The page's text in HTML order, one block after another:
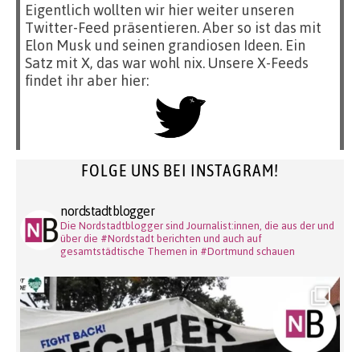
Eigentlich wollten wir hier weiter unseren
Twitter-Feed präsentieren. Aber so ist das mit
Elon Musk und seinen grandiosen Ideen. Ein
Satz mit X, das war wohl nix. Unsere X-Feeds
findet ihr aber hier:
FOLGE UNS BEI INSTAGRAM!
nordstadtblogger
Die Nordstadtblogger sind Journalist:innen, die aus der und
über die #Nordstadt berichten und auch auf
gesamtstädtische Themen in #Dortmund schauen